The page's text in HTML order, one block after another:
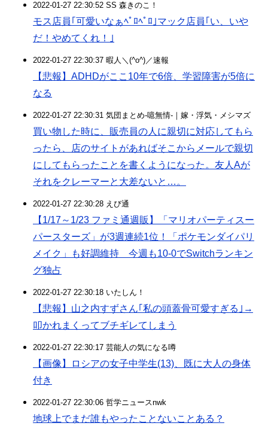
2022-01-27 22:30:52 SS 森きのこ！
モス店員｢可愛いなぁﾍﾟﾛﾍﾟﾛ｣マック店員｢い、いや
だ！やめてくれ！｣
2022-01-27 22:30:37 暇人＼(^o^)／速報
【悲報】ADHDがここ10年で6倍、学習障害が5倍に
なる
2022-01-27 22:30:31 気団まとめ-噫無情-｜嫁・浮気・メシマズ
買い物した時に、販売員の人に親切に対応してもら
ったら、店のサイトがあればそこからメールで親切
にしてもらったことを書くようになった。友人Aが
それをクレーマーと大差ないと…。
2022-01-27 22:30:28 えび通
【1/17～1/23 ファミ通週販】「マリオパーティスー
パースターズ」が3週連続1位！「ポケモンダイパリ
メイク」も好調維持 今週も10-0でSwitchランキン
グ独占
2022-01-27 22:30:18 いたしん！
【悲報】山之内すずさん｢私の頭蓋骨可愛すぎる｣→
叩かれまくってブチギレてしまう
2022-01-27 22:30:17 芸能人の気になる噂
【画像】ロシアの女子中学生(13)、既に大人の身体
付き
2022-01-27 22:30:06 哲学ニュースnwk
地球上でまだ誰もやったことないことある？